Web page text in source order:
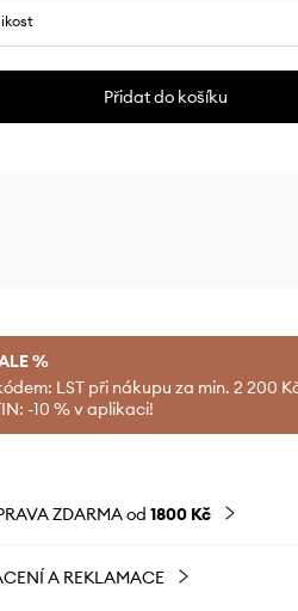
Přidat do košíku
%
LST při nákupu za min. 2 200
-10 % v aplikaci!
ZDARMA od 1800 Kč
A REKLAMACE